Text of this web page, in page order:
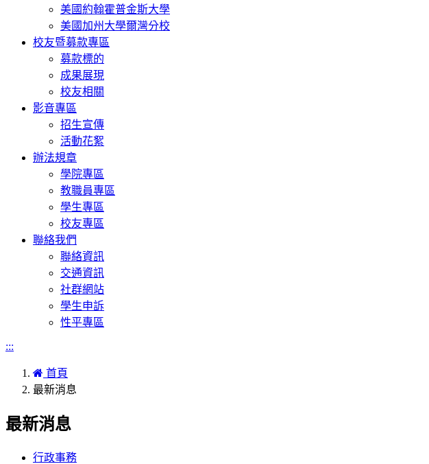
美國約翰霍普金斯大學
美國加州大學爾灣分校
校友暨募款專區
募款標的
成果展現
校友相關
影音專區
招生宣傳
活動花絮
辦法規章
學院專區
教職員專區
學生專區
校友專區
聯絡我們
聯絡資訊
交通資訊
社群網站
學生申訴
性平專區
:::
首頁
最新消息
最新消息
行政事務